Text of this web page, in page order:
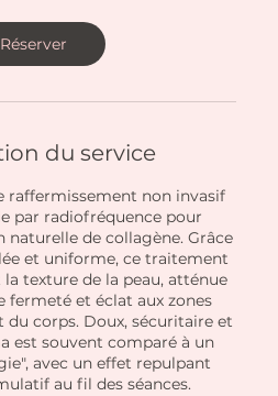
Réserver
du service
raffermissement non invasif
par radiofréquence pour
de collagène. Grâce
et uniforme, ce traitement
texture de la peau, atténue
fermeté et éclat aux zones
du corps. Doux, sécuritaire et
est souvent comparé à un
avec un effet repulpant
au fil des séances.